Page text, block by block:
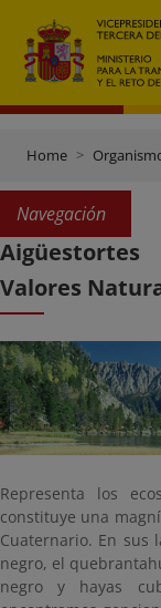
Home
Navegación
Valores
Representa los
constituye una
Cuaternario. En sus
negro, el
negro y hayas